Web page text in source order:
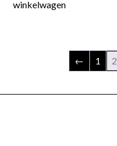
winkelwagen
← 1 2